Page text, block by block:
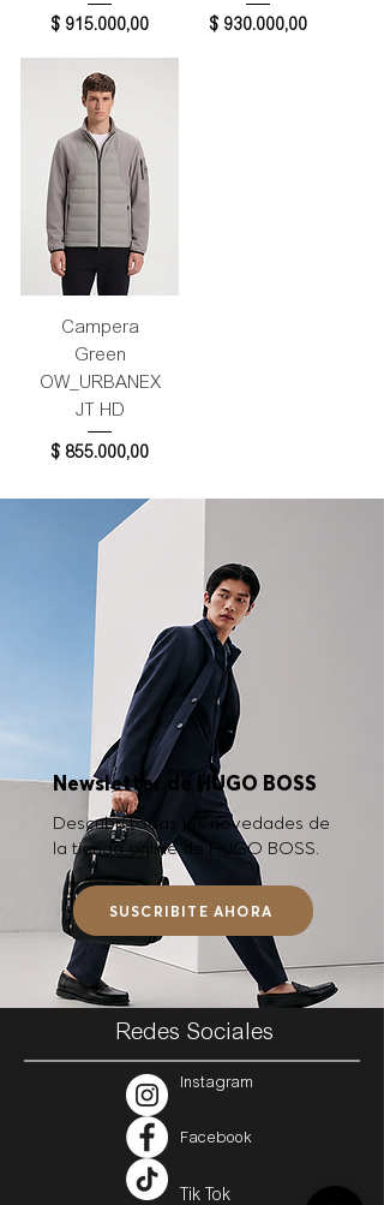
Precio
$ 915.000,00 Precio
$ 930.000,00
Campera
Green
OW_URBANEX
JT HD
Precio
$ 855.000,00
Newsletter de HUGO BOSS
Descubrí todas las novedades de
la tienda online de HUGO BOSS.
SUSCRIBITE AHORA
Redes Sociales
Instagram
Facebook
Tik Tok